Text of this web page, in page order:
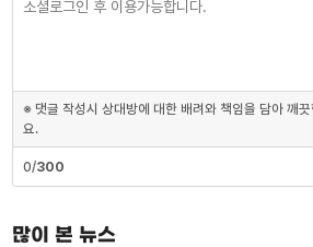
※ 댓글 작성시 상대방에 대한 배려와 책임을 담아 깨
요.
0/300
많이 본 뉴스